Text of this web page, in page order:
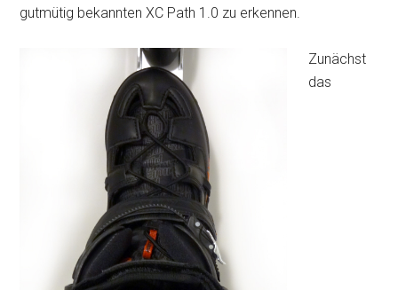
gutmütig bekannten XC Path 1.0 zu erkennen.
Zunächst
das